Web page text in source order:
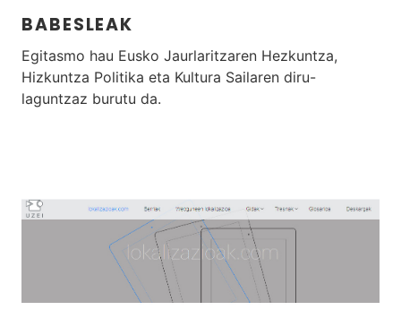
BABESLEAK
Egitasmo hau Eusko Jaurlaritzaren Hezkuntza,
Hizkuntza Politika eta Kultura Sailaren diru-
laguntzaz burutu da.